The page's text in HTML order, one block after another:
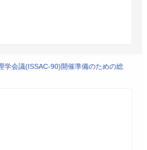
学会議(ISSAC-90)開催準備のための総